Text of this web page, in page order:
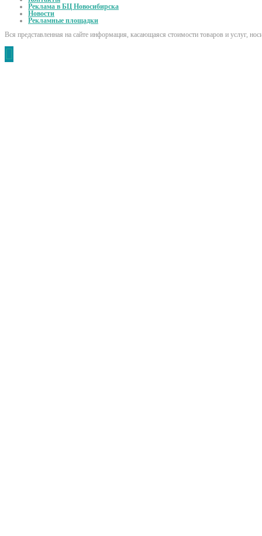
Реклама в БЦ Новосибирска
Новости
Рекламные площадки
Вся представленная на сайте информация, касающаяся стоимости товаров и услуг,